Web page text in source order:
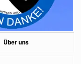
Über uns